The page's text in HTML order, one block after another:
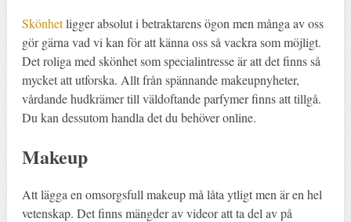
Skönhetligger absolut i betraktarens ögon men många av oss
gör gärna vad vi kan för att känna oss så vackra som möjligt.
Det roliga med skönhet som specialintresse är att det finns så
mycket att utforska. Allt från spännande makeupnyheter,
vårdande hudkrämer till väldoftande parfymer finns att tillgå.
Du kan dessutom handla det du behöver online.
Makeup
Att lägga en omsorgsfull makeup må låta ytligt men är en hel
vetenskap. Det finns mängder av videor att ta del av på